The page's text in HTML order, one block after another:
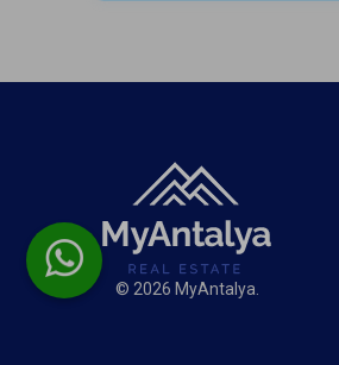
© 2026 MyAntalya.